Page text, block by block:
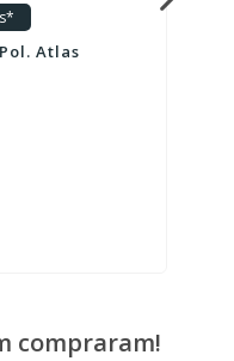
Atlas
compraram!